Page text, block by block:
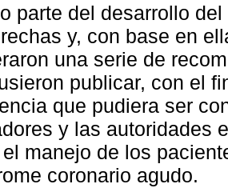
parte del desarrollo
y, con base en
una serie de
publicar, con el
que pudiera ser
y las autoridades
manejo de los
coronario agudo.